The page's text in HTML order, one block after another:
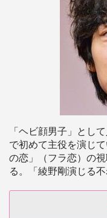
「ヘビ顔男子」とし
で初めて主役を演じ
の恋」（フラ恋）の
る。「綾野剛演じる